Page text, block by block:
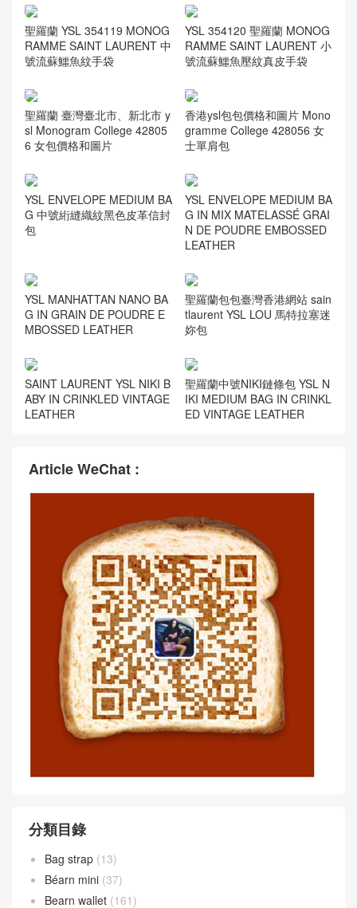
聖羅蘭 YSL 354119 MONOG
RAMME SAINT LAURENT 中
號流蘇鱷魚紋手袋
YSL 354120 聖羅蘭 MONOG
RAMME SAINT LAURENT 小
號流蘇鱷魚壓紋真皮手袋
聖羅蘭 臺灣臺北市、新北市 y
sl Monogram College 42805
6 女包價格和圖片
香港ysl包包價格和圖片 Mono
gramme College 428056 女
士單肩包
YSL ENVELOPE MEDIUM BA
G 中號絎縫織紋黑色皮革信封
包
YSL ENVELOPE MEDIUM BA
G IN MIX MATELASSÉ GRAI
N DE POUDRE EMBOSSED
LEATHER
YSL MANHATTAN NANO BA
G IN GRAIN DE POUDRE E
MBOSSED LEATHER
聖羅蘭包包臺灣香港網站 sain
tlaurent YSL LOU 馬特拉塞迷
妳包
SAINT LAURENT YSL NIKI B
ABY IN CRINKLED VINTAGE
LEATHER
聖羅蘭中號NIKI鏈條包 YSL N
IKI MEDIUM BAG IN CRINKL
ED VINTAGE LEATHER
Béarn mini(37)
Bearn wallet(161)